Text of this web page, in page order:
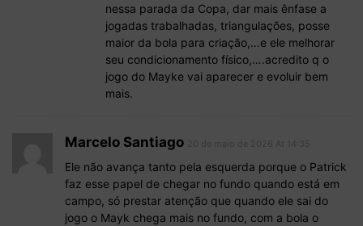
nessa parada da Copa, dar mais ênfase a
jogadas trabalhadas, triangulações, posse
maior da bola para criação,…e ele melhorar
seu condicionamento físico,….acredito q o
jogo do Mayke vai aparecer e evoluir bem
mais.
Marcelo Santiago
Ele não avança tanto pela esquerda porque o Patrick
faz esse papel de chegar no fundo quando está em
campo, só prestar atenção que quando ele sai do
jogo o Mayk chega mais no fundo, com a bola o